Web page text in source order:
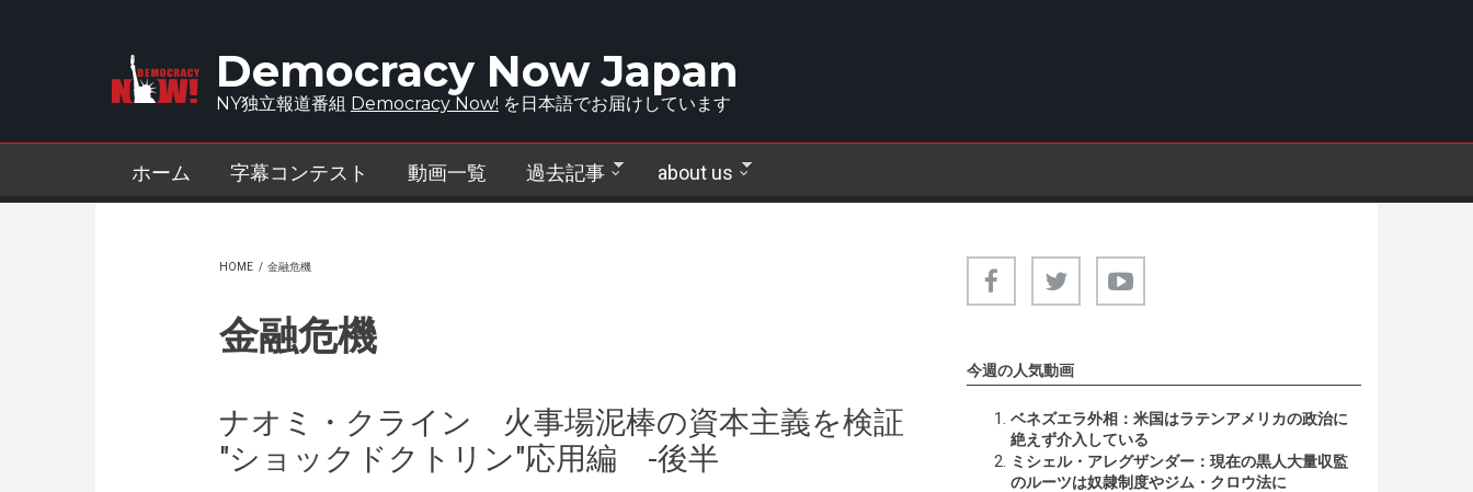
Democracy Now Japan
NY独立報道番組 Democracy Now! を日本語でお届けしています
ホーム 字幕コンテスト 動画一覧 過去記事 about us
HOME / 金融危機
金融危機
ナオミ・クライン 火事場泥棒の資本主義を検証
"ショックドクトリン"応用編 -後半
今週の人気動画
ベネズエラ外相：米国はラテンアメリカの政治に
絶えず介入している
ミシェル・アレグザンダー：現在の黒人大量収監
のルーツは奴隷制度やジム・クロウ法に